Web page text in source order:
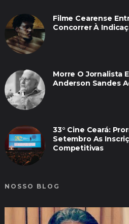
Filme Cearense
Concorrer À
Morre O Jornalista
Anderson Sandes
33° Cine Ceará:
Setembro As
Competitivas
NOSSO BLOG